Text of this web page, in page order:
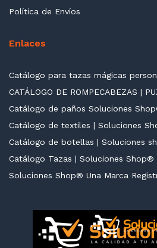
Política de Envíos
Enlaces
Catálogo para tazas mágicas
CATÁLOGO DE ROMPECABEZAS |
Catálogo de paños Soluciones
Catálogo de textiles | Soluciones
Catálogo de botellas | Soluciones
Catálogo Tazas | Soluciones Shop®
Soluciones Shop® Una Marca